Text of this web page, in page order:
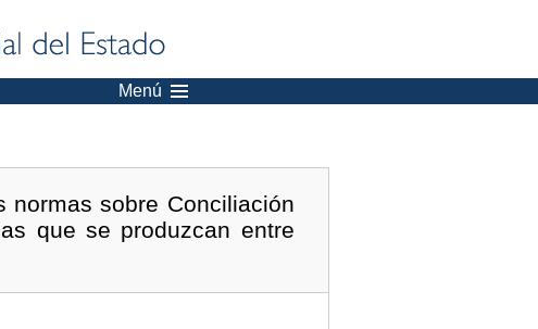
Menú
normas sobre Conciliación
que se produzcan entre